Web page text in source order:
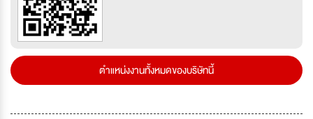
ตำแหน่งงานทั้งหมดของบริษัทนี้